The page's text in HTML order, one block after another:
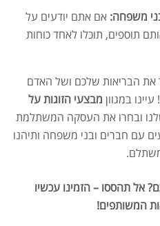
משפחה: אם אתם יודעים על
תוספים, תוכלו לאחד כוחות
הבריאות שלכם ושל האדם
במגוון מבצעי הזוגות על
ובחרו את העסקה המשתלמת
עם חברים ובני משפחה ותיהנו
אל תהססו – הזמינו עכשיו
המשותפים!